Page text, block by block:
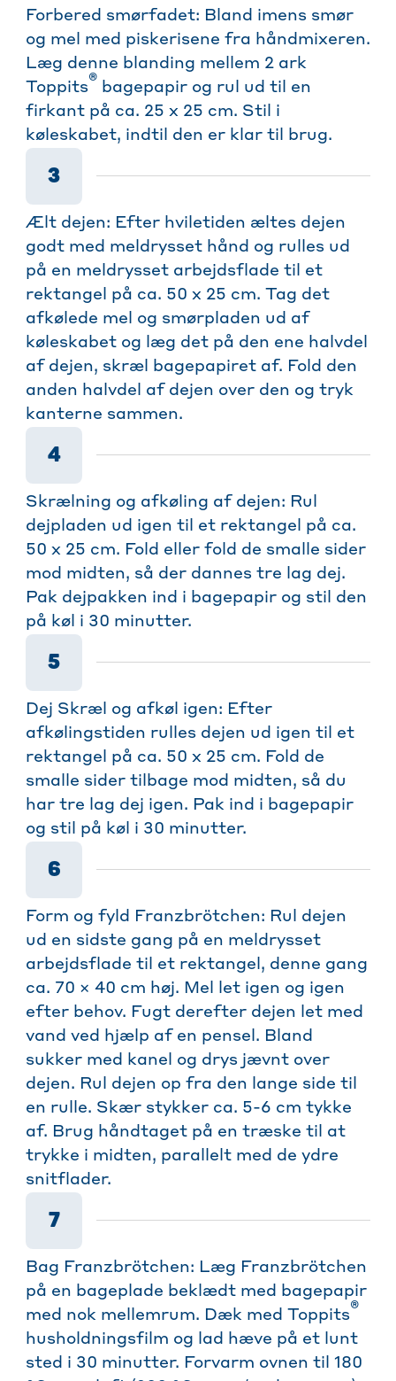
Forbered smørfadet: Bland imens smør
og mel med piskerisene fra håndmixeren.
Læg denne blanding mellem 2 ark
Toppits® bagepapir og rul ud til en
firkant på ca. 25 x 25 cm. Stil i
køleskabet, indtil den er klar til brug.
3
Ælt dejen: Efter hviletiden æltes dejen
godt med meldrysset hånd og rulles ud
på en meldrysset arbejdsflade til et
rektangel på ca. 50 x 25 cm. Tag det
afkølede mel og smørpladen ud af
køleskabet og læg det på den ene halvdel
af dejen, skræl bagepapiret af. Fold den
anden halvdel af dejen over den og tryk
kanterne sammen.
4
Skrælning og afkøling af dejen: Rul
dejpladen ud igen til et rektangel på ca.
50 x 25 cm. Fold eller fold de smalle sider
mod midten, så der dannes tre lag dej.
Pak dejpakken ind i bagepapir og stil den
på køl i 30 minutter.
5
Dej Skræl og afkøl igen: Efter
afkølingstiden rulles dejen ud igen til et
rektangel på ca. 50 x 25 cm. Fold de
smalle sider tilbage mod midten, så du
har tre lag dej igen. Pak ind i bagepapir
og stil på køl i 30 minutter.
6
Form og fyld Franzbrötchen: Rul dejen
ud en sidste gang på en meldrysset
arbejdsflade til et rektangel, denne gang
ca. 70 × 40 cm høj. Mel let igen og igen
efter behov. Fugt derefter dejen let med
vand ved hjælp af en pensel. Bland
sukker med kanel og drys jævnt over
dejen. Rul dejen op fra den lange side til
en rulle. Skær stykker ca. 5-6 cm tykke
af. Brug håndtaget på en træske til at
trykke i midten, parallelt med de ydre
snitflader.
7
Bag Franzbrötchen: Læg Franzbrötchen
på en bageplade beklædt med bagepapir
med nok mellemrum. Dæk med Toppits®
husholdningsfilm og lad hæve på et lunt
sted i 30 minutter. Forvarm ovnen til 180